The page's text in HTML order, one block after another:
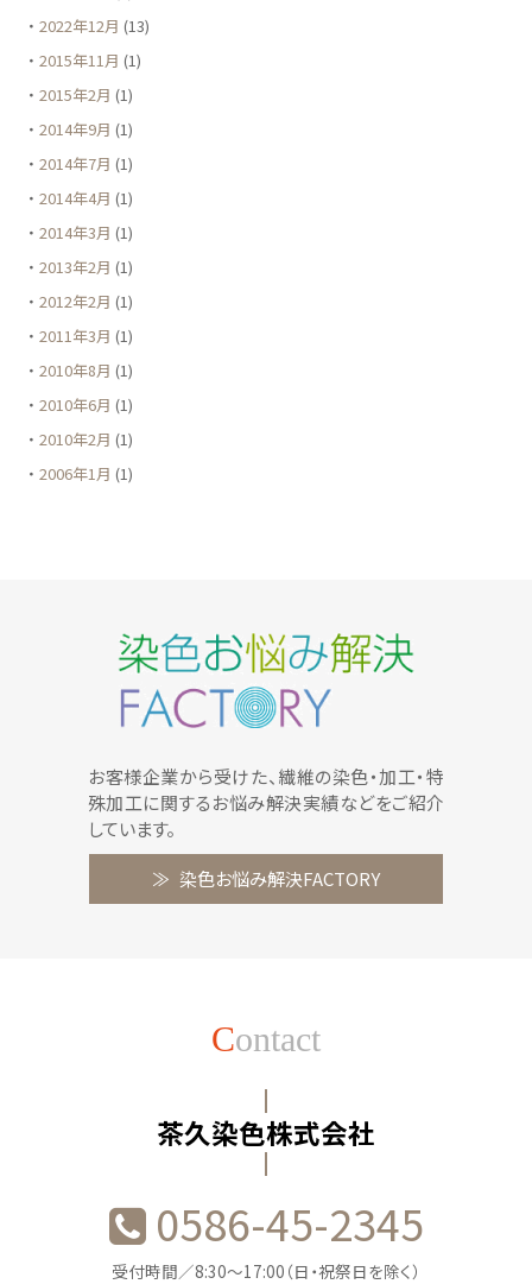
2022年12月 (13)
2015年11月 (1)
2015年2月 (1)
2014年9月 (1)
2014年7月 (1)
2014年4月 (1)
2014年3月 (1)
2013年2月 (1)
2012年2月 (1)
2011年3月 (1)
2010年8月 (1)
2010年6月 (1)
2010年2月 (1)
2006年1月 (1)
お客様企業から受けた、繊維の染色・加工・特
殊加工に関するお悩み解決実績などをご紹介
しています。
染色お悩み解決FACTORY
Contact
茶久染色株式会社
0586-45-2345
受付時間／8:30〜17:00（日・祝祭日を除く）